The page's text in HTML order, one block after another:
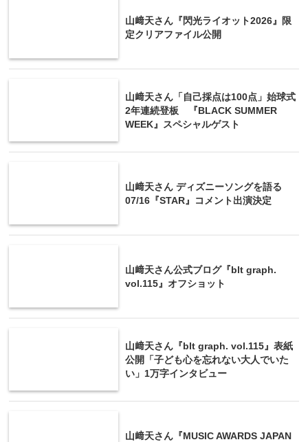
山﨑天さん『閃光ライオット2026』限
定クリアファイル公開
山﨑天さん「自己採点は100点」始球式
2年連続登板 『BLACK SUMMER
WEEK』スペシャルゲスト
山﨑天さん ディズニーソングを語る
07/16『STAR』コメント出演決定
山﨑天さん公式ブログ『blt graph.
vol.115』オフショット
山﨑天さん『blt graph. vol.115』表紙
公開「子ども心を忘れない大人でいた
い」1万字インタビュー
山﨑天さん『MUSIC AWARDS JAPAN